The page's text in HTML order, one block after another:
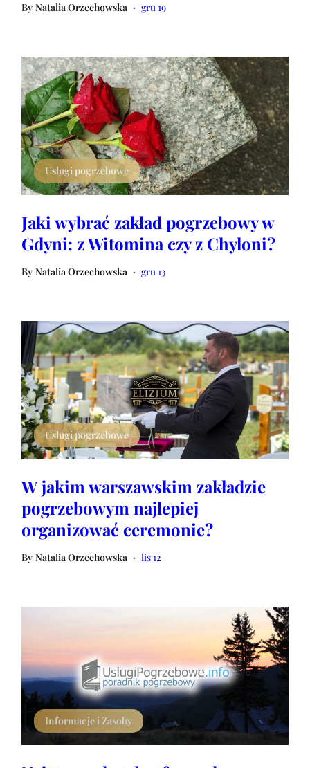
By Natalia Orzechowska • gru 19
Usługi pogrzebowe
Jaki wybrać zakład pogrzebowy w
Gdyni: z Witomina czy z Chyloni?
By Natalia Orzechowska • gru 13
Usługi pogrzebowe
W jakim warszawskim zakładzie
pogrzebowym najlepiej
organizować ceremonie?
By Natalia Orzechowska • lis 12
Informacje i Zasoby